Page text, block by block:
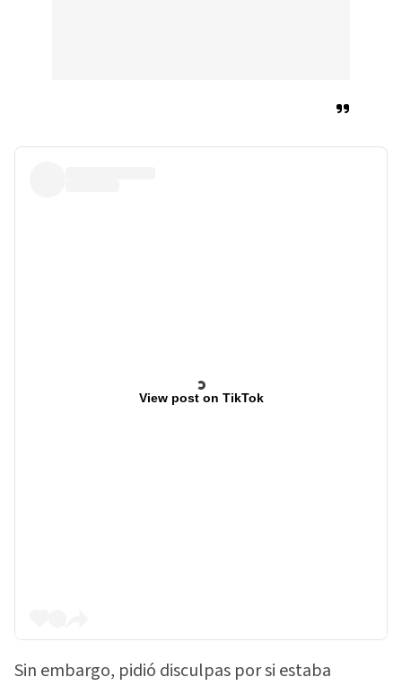
View post on TikTok
Sin embargo, pidió disculpas por si estaba